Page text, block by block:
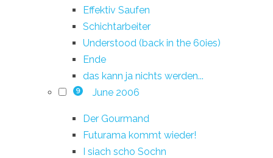
Effektiv Saufen
Schichtarbeiter
Understood (back in the 60ies)
Ende
das kann ja nichts werden...
9 June 2006
Der Gourmand
Futurama kommt wieder!
I siach scho Sochn